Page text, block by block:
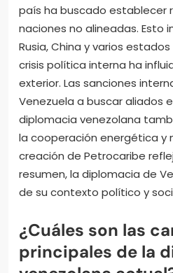
país ha buscado establecer
naciones no alineadas. Esto
Rusia, China y varios
crisis política interna ha
exterior. Las sanciones
Venezuela a buscar aliados
diplomacia venezolana
la cooperación energética y
creación de Petrocaribe
resumen, la diplomacia de
de su contexto político y
¿Cuáles son las
principales de la